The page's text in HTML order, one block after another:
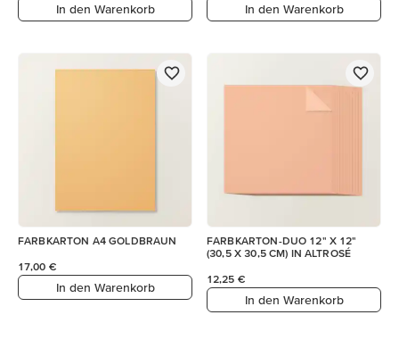
In den Warenkorb In den Warenkorb
FARBKARTON A4 GOLDBRAUN
17,00 €
In den Warenkorb
FARBKARTON-DUO 12" X 12"
(30,5 X 30,5 CM) IN ALTROSÉ
12,25 €
In den Warenkorb